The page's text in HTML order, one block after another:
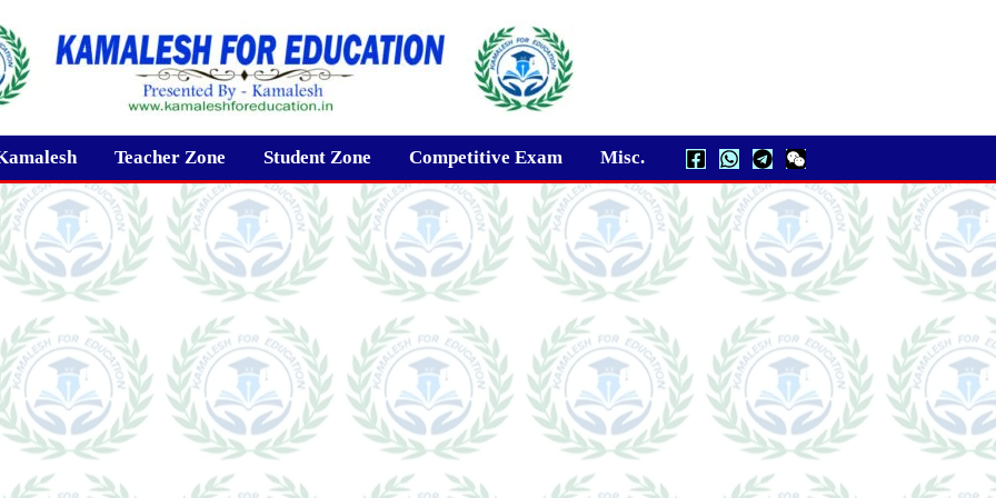
Teacher Zone Student Zone Competitive Exam Misc.